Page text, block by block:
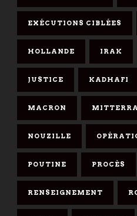
EXÉCUTIONS CIBLÉES
HOLLANDE IRAK
JUSTICE KADHAFI
MACRON
NOUZILLE
POUTINE PROCÈS
RENSEIGNEMENT